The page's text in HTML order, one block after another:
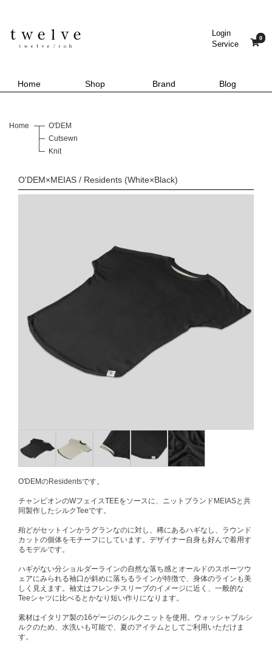
Login
Service
0
Home Shop Brand Blog
Home
O'DEM
Cutsewn
Knit
O'DEM×MEIAS / Residents (White×Black)
O'DEMのResidentsです。
チャンピオンのWフェイスTEEをソースに、ニットブランドMEIASと共
同製作したシルクTeeです。
殆どがセットインかラグランなのに対し、稀にあるハギなし、ラウンド
カットの個体をモチーフにしています。デザイナー自身も好んで着用す
るモデルです。
ハギがない分ショルダーラインの自然な落ち感とオールドのスポーツウ
ェアにみられる袖口が斜めに落ちるラインが特徴で、身体のラインも美
しく見えます。袖丈はフレンチスリーブのイメージに近く、一般的な
Teeシャツに比べるとかなり短い作りになります。
素材はイタリア製の16ゲージのシルクニットを使用。ウォッシャブルシ
ルクのため、水洗いも可能で、夏のアイテムとしてご利用いただけま
す。